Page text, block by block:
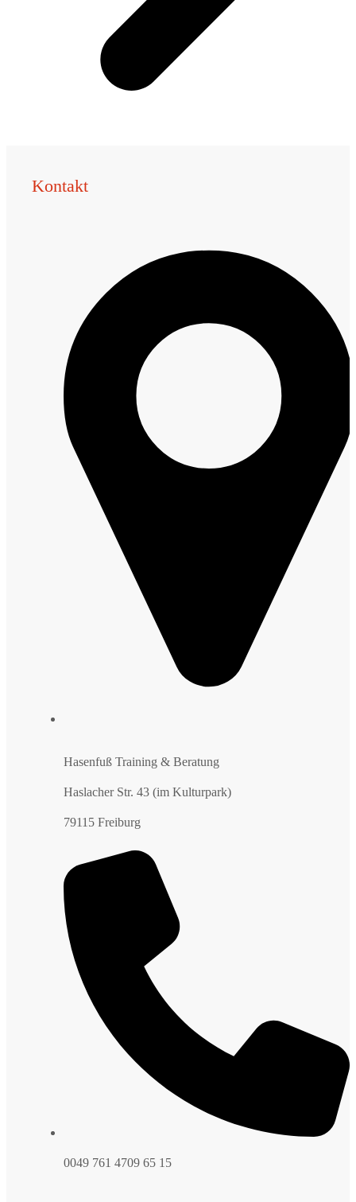
Kontakt
Hasenfuß Training & Beratung
Haslacher Str. 43 (im Kulturpark)
79115 Freiburg
0049 761 4709 65 15